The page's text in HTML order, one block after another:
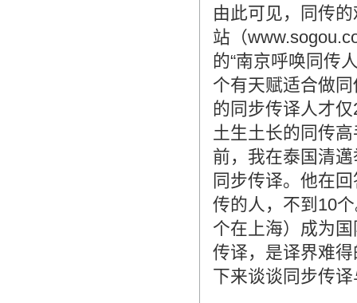
由此可见，同传
站（
的“南京呼唤同传
个有天赋适合做
的同步传译人才
土生土长的同传
前，我在泰国清
同步传译。他在
传的人，不到10
个在上海）成为
传译，是译界难
下来谈谈同步传